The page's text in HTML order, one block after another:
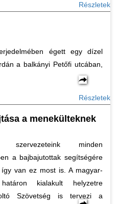
Részletek
égett egy dízel
a balkányi Petőfi utcában,
Részletek
a menekülteknek
szervezeteink minden
a bajbajutottak segítségére
így van ez most is. A magyar-
kialakult helyzetre
Szövetség is tervezi a